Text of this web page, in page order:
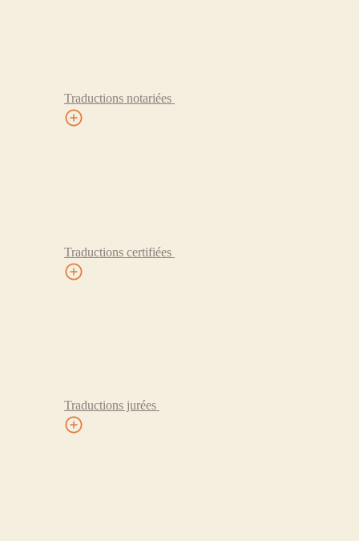
Traductions notariées
Traductions certifiées
Traductions jurées